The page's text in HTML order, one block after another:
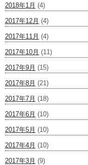
2018年1月 (4)
2017年12月 (4)
2017年11月 (4)
2017年10月 (11)
2017年9月 (15)
2017年8月 (21)
2017年7月 (18)
2017年6月 (10)
2017年5月 (10)
2017年4月 (10)
2017年3月 (9)